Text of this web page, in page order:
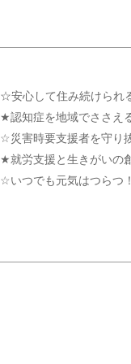
☆安心して住み続けられ
★認知症を地域でささえ
☆災害時要支援者を守り
★就労支援と生きがいの
☆いつでも元気はつらつ